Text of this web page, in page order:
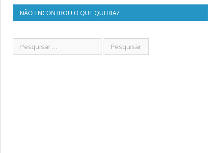
NÃO ENCONTROU O QUE QUERIA?